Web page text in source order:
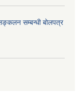
सम्बन्धी बोलपत्र